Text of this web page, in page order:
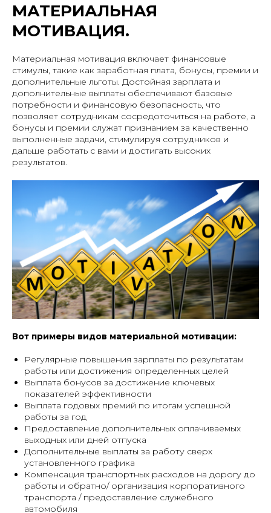
МАТЕРИАЛЬНАЯ
МОТИВАЦИЯ.
Материальная мотивация включает финансовые
стимулы, такие как заработная плата, бонусы, премии и
дополнительные льготы. Достойная зарплата и
дополнительные выплаты обеспечивают базовые
потребности и финансовую безопасность, что
позволяет сотрудникам сосредоточиться на работе, а
бонусы и премии служат признанием за качественно
выполненные задачи, стимулируя сотрудников и
дальше работать с вами и достигать высоких
результатов.
Вот примеры видов материальной мотивации:
Регулярные повышения зарплаты по результатам
работы или достижения определенных целей
Выплата бонусов за достижение ключевых
показателей эффективности
Выплата годовых премий по итогам успешной
работы за год
Предоставление дополнительных оплачиваемых
выходных или дней отпуска
Дополнительные выплаты за работу сверх
установленного графика
Компенсация транспортных расходов на дорогу до
работы и обратно/ организация корпоративного
транспорта / предоставление служебного
автомобиля